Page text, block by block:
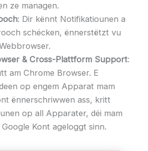
ze managen.
: Dir kënnt Notifikatiounen a
schécken, ënnerstëtzt vu
& Cross-Plattform Support:
am Chrome Browser. E
op engem Apparat mam
ënnerschriwwen ass, kritt
op all Apparater, déi mam
Kont ageloggt sinn.